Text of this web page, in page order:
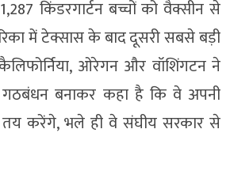
किंडरगार्टन बच्चों को वैक्सीन से
में टेक्सास के बाद दूसरी सबसे बड़ी
ओरेगन और वॉशिंगटन ने
बनाकर कहा है कि वे अपनी
तय करेंगे, भले ही वे संघीय सरकार से